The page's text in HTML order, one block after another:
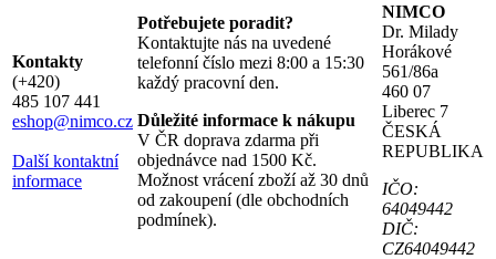
Kontakty
(+420)
485 107 441
eshop@nimco.cz
Další kontaktní
informace
Potřebujete poradit?
Kontaktujte nás na uvedené
telefonní číslo mezi 8:00 a 15:30
každý pracovní den.
Důležité informace k nákupu
V ČR doprava zdarma při
objednávce nad 1500 Kč.
Možnost vrácení zboží až 30 dnů
od zakoupení (dle obchodních
podmínek).
NIMCO
Dr. Milady
Horákové
561/86a
460 07
Liberec 7
ČESKÁ
REPUBLIKA
IČO:
64049442
DIČ:
CZ64049442